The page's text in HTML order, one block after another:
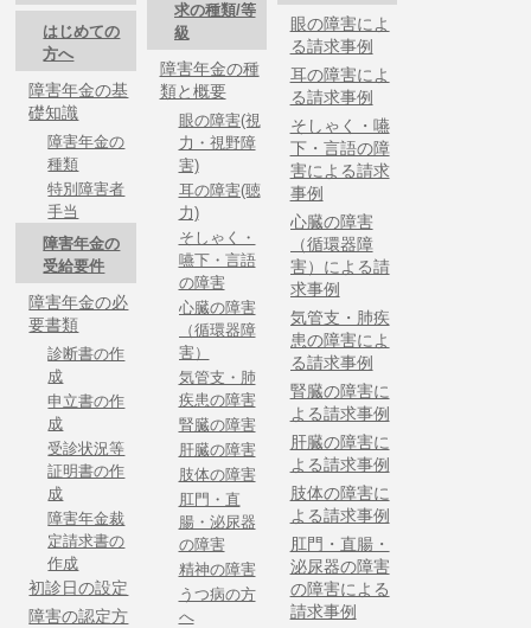
はじめての
方へ
障害年金の基
礎知識
障害年金の
種類
特別障害者
手当
障害年金の
受給要件
障害年金の必
要書類
診断書の作
成
申立書の作
成
受診状況等
証明書の作
成
障害年金裁
定請求書の
作成
初診日の設定
障害の認定方
求の種類/等
級
障害年金の種
類と概要
眼の障害(視
力・視野障
害)
耳の障害(聴
力)
そしゃく・
嚥下・言語
の障害
心臓の障害
（循環器障
害）
気管支・肺
疾患の障害
腎臓の障害
肝臓の障害
肢体の障害
肛門・直
腸・泌尿器
の障害
精神の障害
うつ病の方
へ
眼の障害によ
る請求事例
耳の障害によ
る請求事例
そしゃく・嚥
下・言語の障
害による請求
事例
心臓の障害
（循環器障
害）による請
求事例
気管支・肺疾
患の障害によ
る請求事例
腎臓の障害に
よる請求事例
肝臓の障害に
よる請求事例
肢体の障害に
よる請求事例
肛門・直腸・
泌尿器の障害
の障害による
請求事例